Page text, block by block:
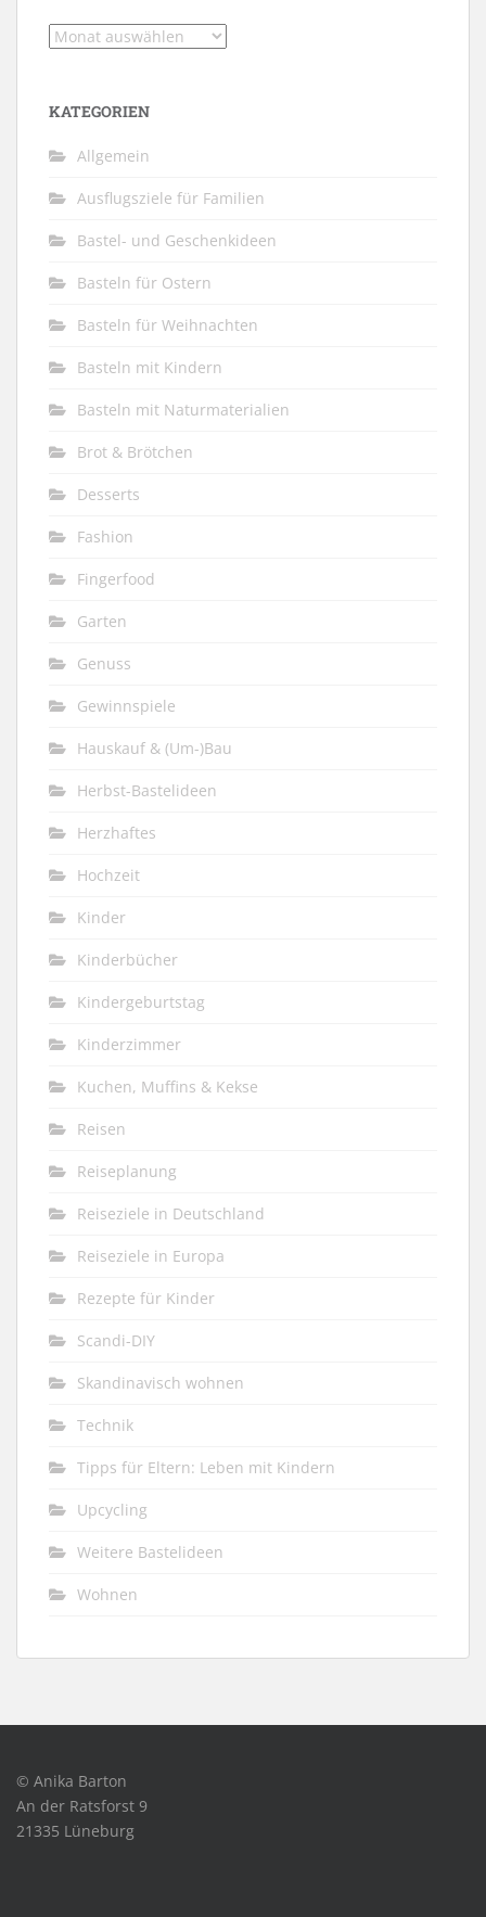
Archiv
KATEGORIEN
Allgemein
Ausflugsziele für Familien
Bastel- und Geschenkideen
Basteln für Ostern
Basteln für Weihnachten
Basteln mit Kindern
Basteln mit Naturmaterialien
Brot & Brötchen
Desserts
Fashion
Fingerfood
Garten
Genuss
Gewinnspiele
Hauskauf & (Um-)Bau
Herbst-Bastelideen
Herzhaftes
Hochzeit
Kinder
Kinderbücher
Kindergeburtstag
Kinderzimmer
Kuchen, Muffins & Kekse
Reisen
Reiseplanung
Reiseziele in Deutschland
Reiseziele in Europa
Rezepte für Kinder
Scandi-DIY
Skandinavisch wohnen
Technik
Tipps für Eltern: Leben mit Kindern
Upcycling
Weitere Bastelideen
Wohnen
© Anika Barton
An der Ratsforst 9
21335 Lüneburg